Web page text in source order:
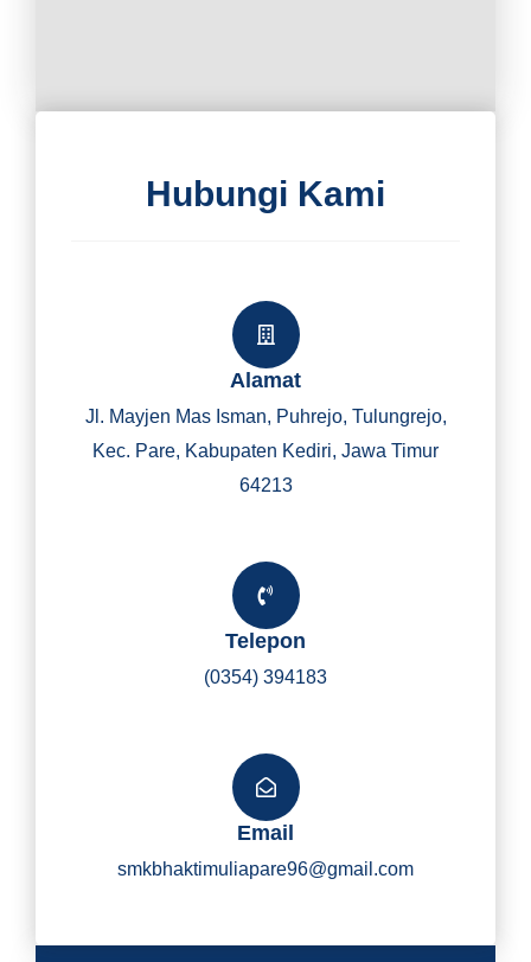
Y
I
Hubungi Kami
Alamat
Jl. Mayjen Mas Isman, Puhrejo, Tulungrejo,
Kec. Pare, Kabupaten Kediri, Jawa Timur
64213
Telepon
(0354) 394183
Email
smkbhaktimuliapare96@gmail.com